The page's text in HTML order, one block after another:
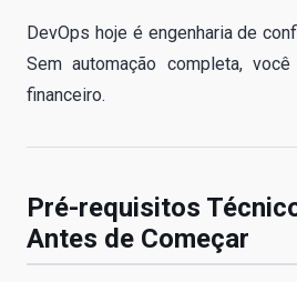
DevOps hoje é engenharia de
Sem automação completa,
financeiro.
Pré-requisitos
Antes de Começar